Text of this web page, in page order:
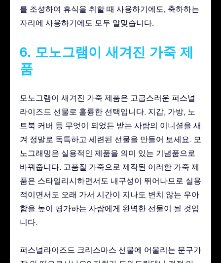
를 조성하여 휴식을 취할 때 사용하기에도, 축하하는
자리에 사용하기에도 모두 알맞습니다.
6. 모노그램이 새겨진 가죽 제
품
모노그램이 새겨진 가죽 제품은 고급스러운 퍼스널
라이즈드 선물로 훌륭한 선택입니다. 지갑, 가방, 노
트북 커버 등 무엇이 되었든 받는 사람의 이니셜을 새
겨 정말로 독특하고 세련된 선물을 만들어 보세요. 모
노그래밍은 실용적인 제품을 의미 있는 기념품으로
바꿔줍니다. 고품질 가죽으로 제작된 이러한 가죽 제
품은 스타일리시하면서도 내구성이 뛰어나므로 실용
적이면서도 오래 가서 시간이 지나도 변치 않는 우아
함을 높이 평가하는 사람에게 완벽한 선물이 될 것입
니다.
퍼스널라이즈드 크리스마스 선물에 어울리는 문구가